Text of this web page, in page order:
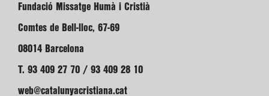
Fundació Missatge Humà i Cristià
Comtes de Bell-lloc, 67-69
08014 Barcelona
T. 93 409 27 70 / 93 409 28 10
web@catalunyacristiana.cat